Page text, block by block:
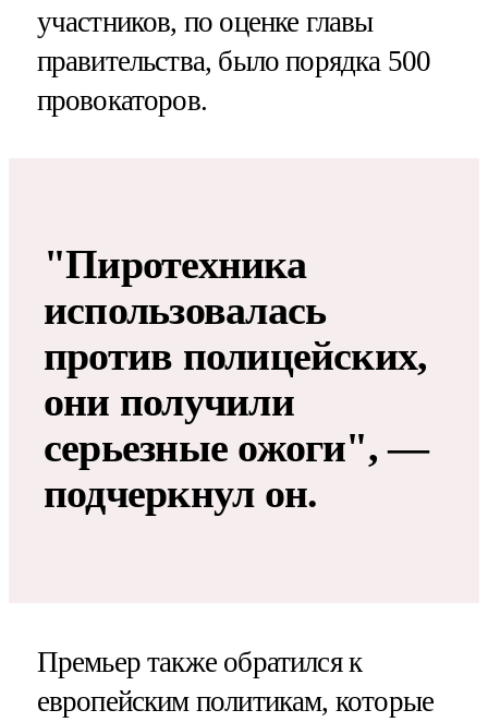
участников, по оценке главы
правительства, было порядка 500
провокаторов.
"Пиротехника
использовалась
против полицейских,
они получили
серьезные ожоги", —
подчеркнул он.
Премьер также обратился к
европейским политикам, которые